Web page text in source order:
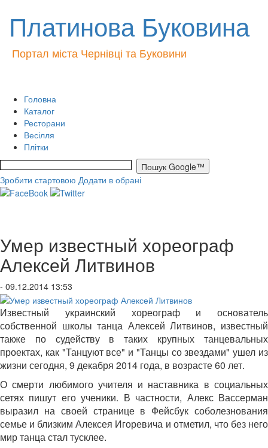
Платинова Буковина
Портал міста Чернівці та Буковини
Головна
Каталог
Ресторани
Весілля
Плітки
Зробити стартовою Додати в обрані
Умер известный хореограф
Алексей Литвинов
- 09.12.2014 13:53
Известный украинский хореограф и основатель
собственной школы танца Алексей Литвинов, известный
также по судейству в таких крупных танцевальных
проектах, как "Танцуют все" и "Танцы со звездами" ушел из
жизни сегодня, 9 декабря 2014 года, в возрасте 60 лет.
О смерти любимого учителя и наставника в социальных
сетях пишут его ученики. В частности, Алекс Вассерман
выразил на своей странице в Фейсбук соболезнования
семье и близким Алексея Игоревича и отметил, что без него
мир танца стал тусклее.